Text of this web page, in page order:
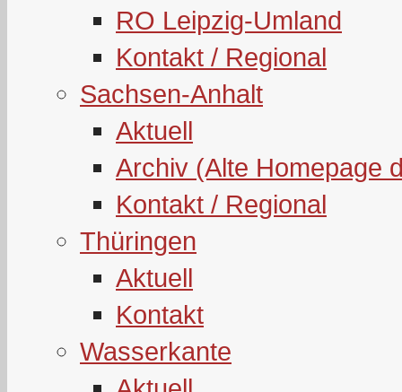
RO Leipzig-Umland
Kontakt / Regional
Sachsen-Anhalt
Aktuell
Archiv (Alte Homepage
Kontakt / Regional
Thüringen
Aktuell
Kontakt
Wasserkante